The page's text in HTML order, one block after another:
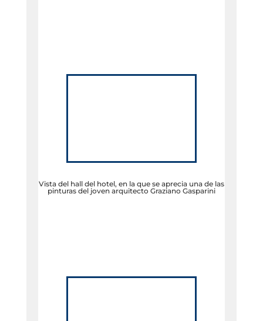
Vista del hall del hotel, en la que se aprecia una de las
pinturas del joven arquitecto Graziano Gasparini